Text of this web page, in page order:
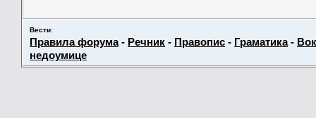
Вести:
Правила форума- Речник - Правопис - Граматика-
недоумице